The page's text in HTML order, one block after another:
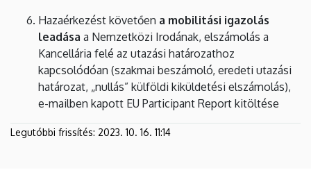
Hazaérkezést követően a mobilitási igazolás
leadása a Nemzetközi Irodának, elszámolás a
Kancellária felé az utazási határozathoz
kapcsolódóan (szakmai beszámoló, eredeti utazási
határozat, „nullás” külföldi kiküldetési elszámolás),
e-mailben kapott EU Participant Report kitöltése
Legutóbbi frissítés: 2023. 10. 16. 11:14